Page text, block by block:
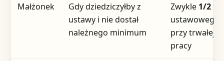
Małżonek
Gdy dziedziczyłby z
ustawy i nie dostał
należnego minimum
Zwykle 1/2
przy trwałej
pracy